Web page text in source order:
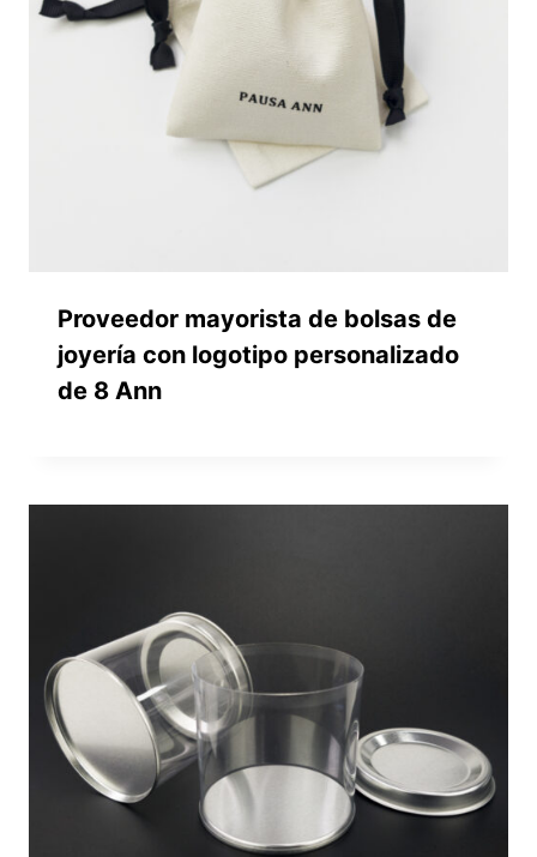
Proveedor mayorista de bolsas de
joyería con logotipo personalizado
de 8 Ann